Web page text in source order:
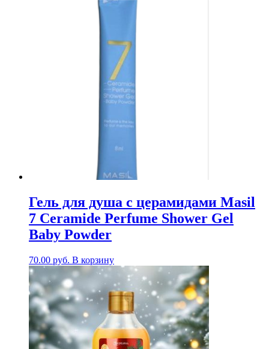
Гель для душа с церамидами Masil
7 Ceramide Perfume Shower Gel
Baby Powder
70.00 руб. В корзину